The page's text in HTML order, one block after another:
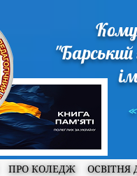
ПРО КОЛЕДЖ ОСВІТНЯ